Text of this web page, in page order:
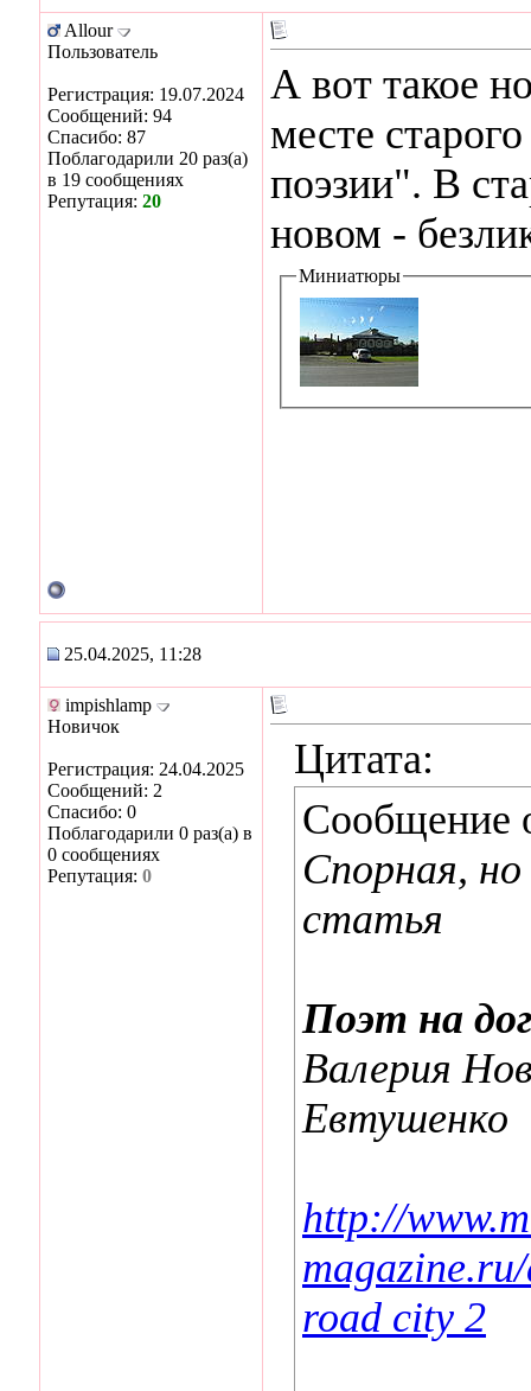
Allour
Пользователь
Регистрация: 19.07.2024
Сообщений: 94
Спасибо: 87
Поблагодарили 20 раз(а)
в 19 сообщениях
Репутация: 20
А вот такое
месте
поэзии". В
новом -
Миниатюры
25.04.2025, 11:28
impishlamp
Новичок
Регистрация: 24.04.2025
Сообщений: 2
Спасибо: 0
Поблагодарили 0 раз(а) в
0 сообщениях
Репутация: 0
Цитата:
Сообщение
Спорная,
статья
Поэт на
Валерия
Евтушенко
http://
road city 2